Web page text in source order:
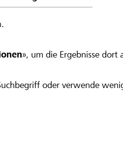
», um die Ergebnisse dort
oder verwende